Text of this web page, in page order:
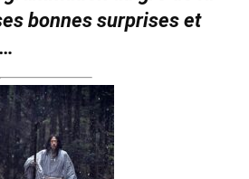
bonnes surprises et